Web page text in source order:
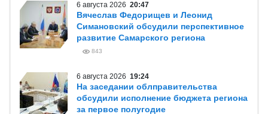
6 августа 2026 20:47
Вячеслав Федорищев и Леонид
Симановский обсудили перспективное
развитие Самарского региона
843
6 августа 2026 19:24
На заседании облправительства
обсудили исполнение бюджета региона
за первое полугодие